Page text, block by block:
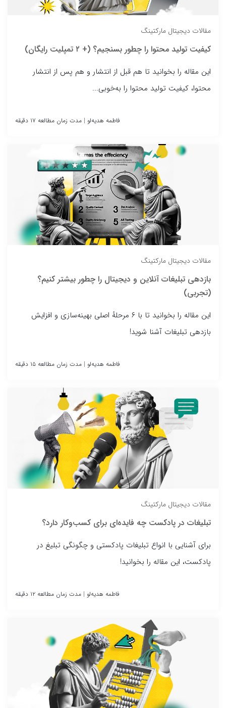
مقالات دیجیتال مارکتینگ
کیفیت تولید محتوا را چطور بسنجیم؟ (+ ۲ تمپلیت رایگان)
این مقاله را بخوانید تا هم قبل از انتشار و هم پس از انتشار
محتوا، کیفیت تولید محتوا را به‌خوبی...
فاطمه هدیه‌لو | مدت زمان مطالعه ۱۷ دقیقه
مقالات دیجیتال مارکتینگ
بازدهی تبلیغات آنلاین و دیجیتال را چطور بیشتر کنیم؟
(تجربی)
این مقاله را بخوانید تا با ۶ مرحلهٔ اصلی بهینه‌سازی و افزایش
بازدهی تبلیغات آشنا شوید!
فاطمه هدیه‌لو | مدت زمان مطالعه ۱۵ دقیقه
مقالات دیجیتال مارکتینگ
تبلیغات در پادکست چه فایده‌ای برای کسب‌وکار دارد؟
برای آشنایی با انواع تبلیغات پادکستی و چگونگی تبلیغ در
پادکست، این مقاله را بخوانید!
فاطمه هدیه‌لو | مدت زمان مطالعه ۱۲ دقیقه